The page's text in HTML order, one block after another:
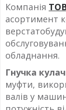
Компанія
асортимент
обладнання.
Гнучка
муфти,
валів у